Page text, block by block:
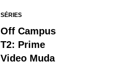
SÉRIES
Off Campus
T2: Prime
Video Muda